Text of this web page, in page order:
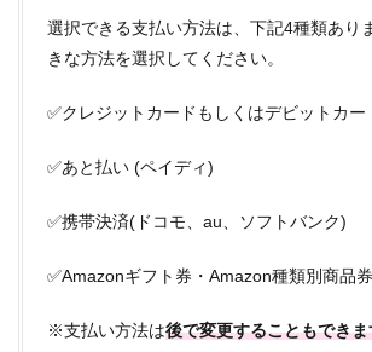
選択できる支払い方法は、下記4種類あり
きな方法を選択してください。
✅クレジットカードもしくはデビットカー
✅あと払い (ペイディ)
✅携帯決済(ドコモ、au、ソフトバンク)
✅Amazonギフト券・Amazon種類別商品
※支払い方法は後で変更することもできま